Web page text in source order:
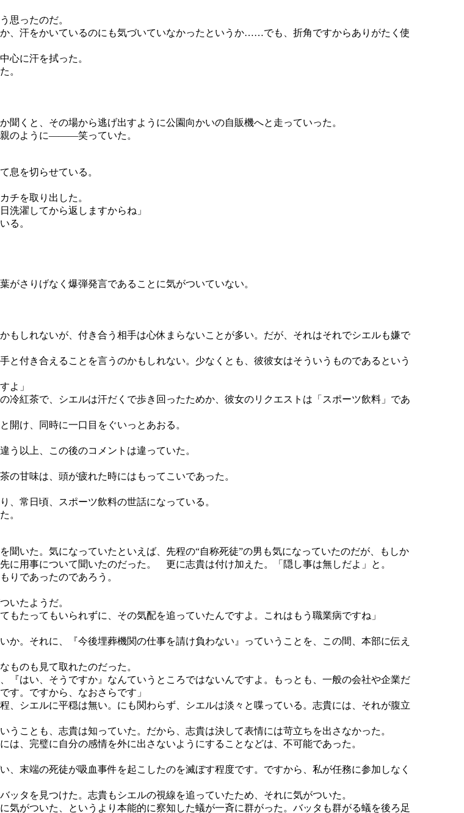
思ったのだ。
、汗をかいているのにも気づいていなかったというか……でも、折角ですからありがたく使
心に汗を拭った。
。
くと、その場から逃げ出すように公園向かいの自販機へと走っていった。
のように―――笑っていた。
息を切らせている。
チを取り出した。
洗濯してから返しますからね」
る。
さりげなく爆弾発言であることに気がついていない。
もしれないが、付き合う相手は心休まらないことが多い。だが、それはそれでシエルも嫌で
付き合えることを言うのかもしれない。少なくとも、彼彼女はそういうものであるという
よ」
冷紅茶で、シエルは汗だくで歩き回ったためか、彼女のリクエストは「スポーツ飲料」であ
け、同時に一口目をぐいっとあおる。
う以上、この後のコメントは違っていた。
の甘味は、頭が疲れた時にはもってこいであった。
、常日頃、スポーツ飲料の世話になっている。
。
いた。気になっていたといえば、先程の“自称死徒”の男も気になっていたのだが、もしか
に用事について聞いたのだった。 更に志貴は付け加えた。「隠し事は無しだよ」と。
りであったのであろう。
いたようだ。
もたってもいられずに、その気配を追っていたんですよ。これはもう職業病ですね」
か。それに、『今後埋葬機関の仕事を請け負わない』っていうことを、この間、本部に伝え
ものも見て取れたのだった。
『はい、そうですか』なんていうところではないんですよ。もっとも、一般の会社や企業だ
す。ですから、なおさらです」
、シエルに平穏は無い。にも関わらず、シエルは淡々と喋っている。志貴には、それが腹立
ことも、志貴は知っていた。だから、志貴は決して表情には苛立ちを出さなかった。
、完璧に自分の感情を外に出さないようにすることなどは、不可能であった。
、末端の死徒が吸血事件を起こしたのを滅ぼす程度です。ですから、私が任務に参加しなく
タを見つけた。志貴もシエルの視線を追っていたため、それに気がついた。
がついた、というより本能的に察知した蟻が一斉に群がった。バッタも群がる蟻を後ろ足